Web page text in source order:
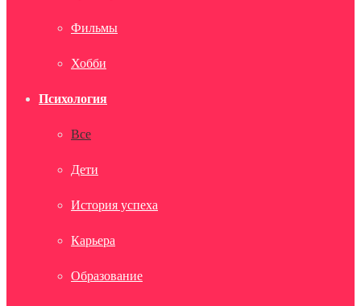
Фильмы
Хобби
Психология
Все
Дети
История успеха
Карьера
Образование